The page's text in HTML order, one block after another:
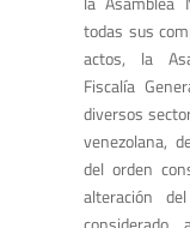
todas sus
actos, la
Fiscalía
diversos
venezolana,
del orden
alteración